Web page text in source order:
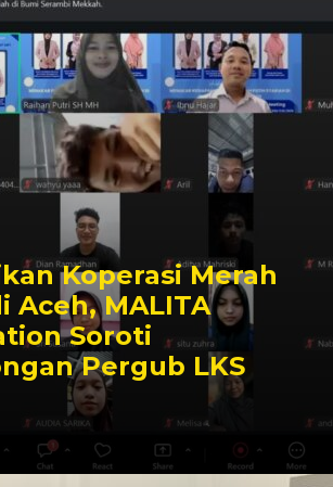
Koperasi Merah
Aceh, MALITA
Soroti
Pergub LKS